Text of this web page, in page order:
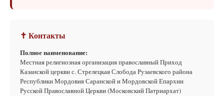
✝ Контакты
Полное наименование:
Местная религиозная организация православный Приход
Казанской церкви с. Стрелецкая Слобода Рузаевского района
Республики Мордовия Саранской и Мордовской Епархии
Русской Православной Церкви (Московский Патриархат)